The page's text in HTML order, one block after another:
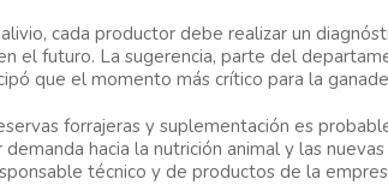
cada productor debe realizar un
el futuro. La sugerencia, parte del
que el momento más crítico para la
forrajeras y suplementación es
hacia la nutrición animal y las
técnico y de productos de la